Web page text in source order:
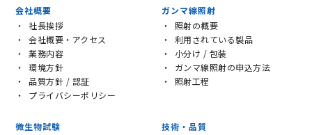
会社概要
社長挨拶
会社概要・アクセス
業務内容
環境方針
品質方針 / 認証
プライバシーポリシー
ガンマ線照射
照射の概要
利用されている製品
小分け / 包装
ガンマ線照射の申込方法
照射工程
微生物試験
技術・品質